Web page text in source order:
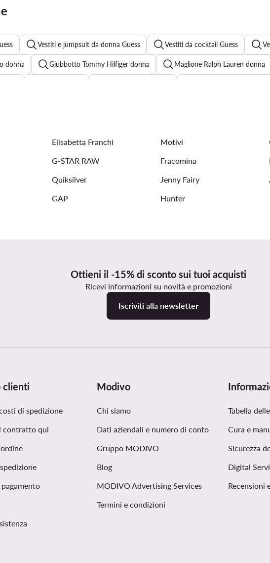
Vestiti e jumpsuit da donna Guess Vestiti da cocktail Guess
donna Giubbotto Tommy Hilfiger donna Maglione Ralph Lauren donna
donna
donna Tuta Guess donna Luisa Spagnoli Camicia Liu Jo nuova
Elisabetta Franchi Motivi
G-STAR RAW Fracomina
Quiksilver Jenny Fairy
GAP Hunter
Ottieni il -15% di sconto sui tuoi acquisti
Ricevi informazioni su novità e promozioni
Iscriviti alla newsletter
clienti
di spedizione
contratto qui
Modivo
Chi siamo
Dati aziendali e numero di conto
Gruppo MODIVO
Blog
MODIVO Advertising Services
Termini e condizioni
Tabella
Cura e
Sicurezza
Digital
Recensioni